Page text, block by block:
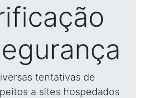
tentativas de
a sites hospedados